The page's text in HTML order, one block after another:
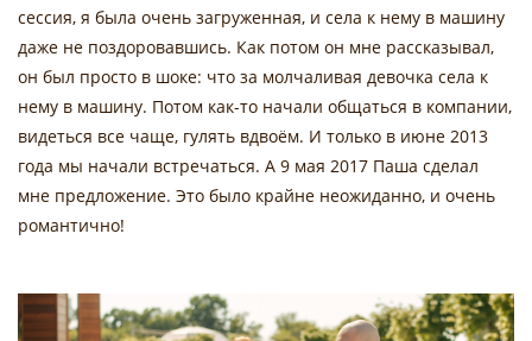
сессия, я была очень загруженная, и села к нему в машину
даже не поздоровавшись. Как потом он мне рассказывал,
он был просто в шоке: что за молчаливая девочка села к
нему в машину. Потом как-то начали общаться в компании,
видеться все чаще, гулять вдвоём. И только в июне 2013
года мы начали встречаться. А 9 мая 2017 Паша сделал
мне предложение. Это было крайне неожиданно, и очень
романтично!